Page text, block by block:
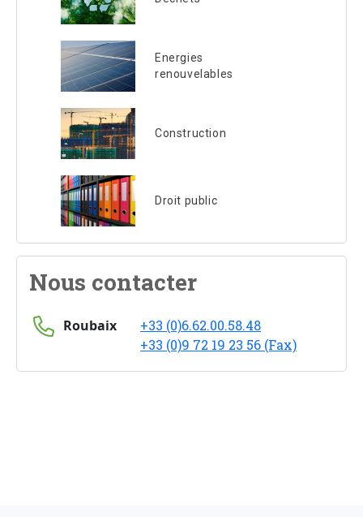
Energies
renouvelables
Construction
Droit public
Nous contacter
Roubaix
+33 (0)6.62.00.58.48
+33 (0)9 72 19 23 56 (Fax)